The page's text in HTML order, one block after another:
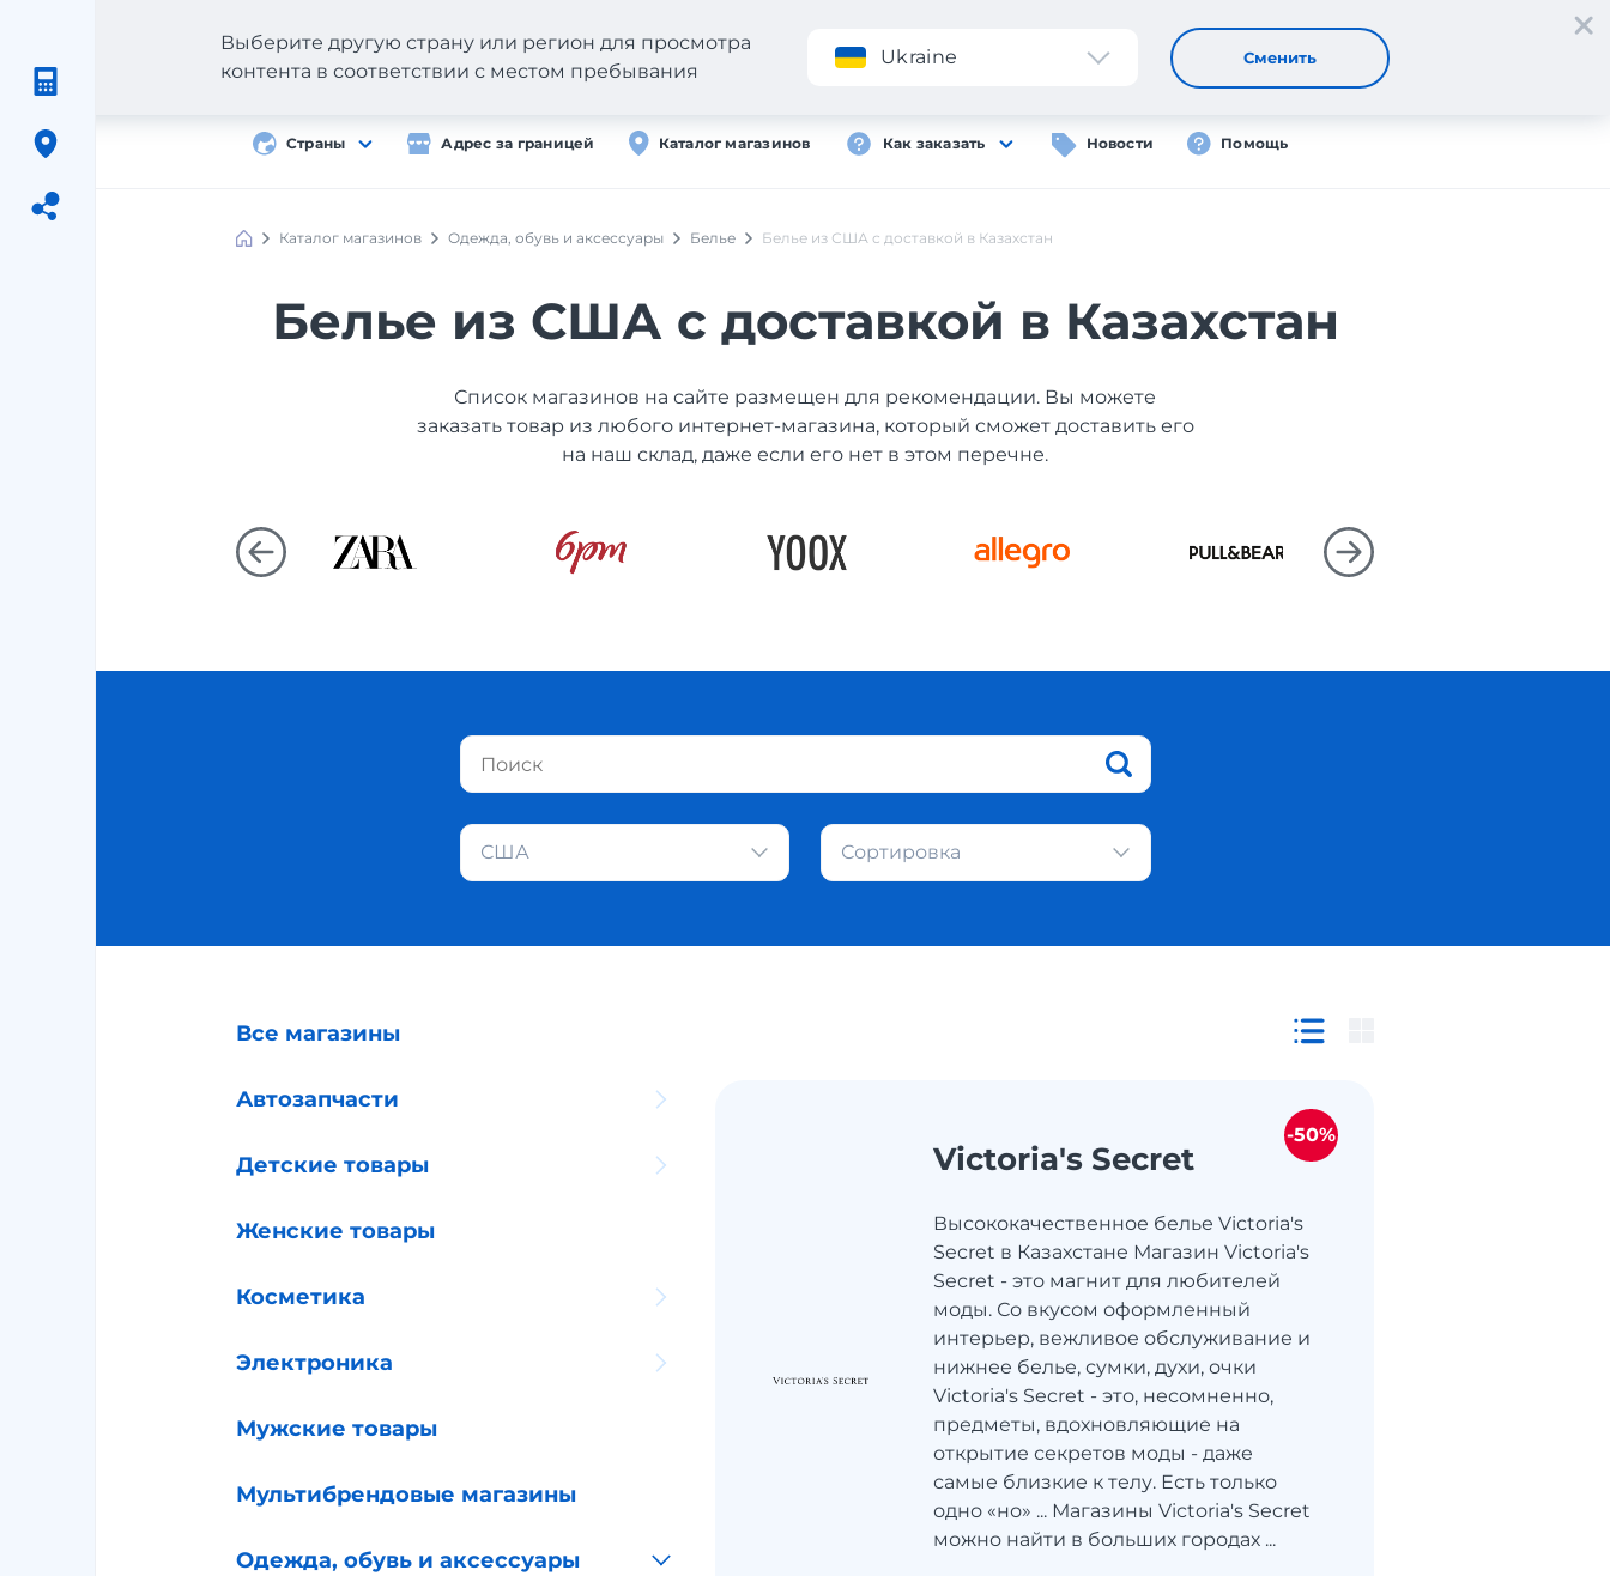
Регистрация
Страны Адрес за границей Каталог магазинов Как заказать Новости Помощь
Выберите другую страну или регион для просмотра
контента в соответствии с местом пребывания
Ukraine Сменить
Meest
Каталог магазинов Одежда, обувь и аксессуары Белье Белье из США с доставкой в Казахстан
Белье из США с доставкой в Казахстан
Список магазинов на сайте размещен для рекомендации. Вы можете
заказать товар из любого интернет-магазина, который сможет доставить его
на наш склад, даже если его нет в этом перечне.
США Сортировка
Все магазины
Автозапчасти
Детские товары
Женские товары
Косметика
Электроника
Мужские товары
Мультибрендовые магазины
Одежда, обувь и аксессуары
Victoria's Secret
Высококачественное белье Victoria's
Secret в Казахстане Магазин Victoria's
Secret - это магнит для любителей
моды. Со вкусом оформленный
интерьер, вежливое обслуживание и
нижнее белье, сумки, духи, очки
Victoria's Secret - это, несомненно,
предметы, вдохновляющие на
открытие секретов моды - даже
самые близкие к телу. Есть только
одно «но» ... Магазины Victoria's Secret
можно найти в больших городах ...
-50%